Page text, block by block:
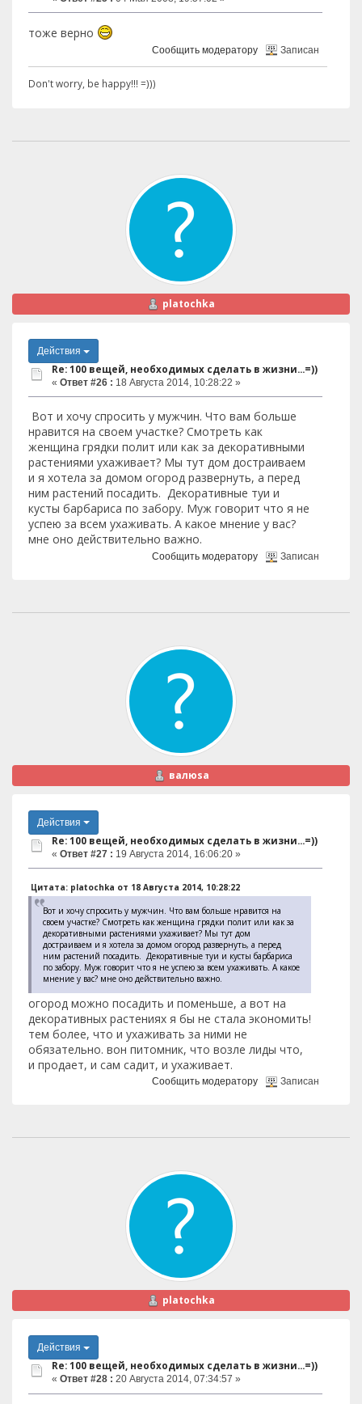
тоже верно
Сообщить модератору Записан
Don't worry, be happy!!! =)))
platochka
Действия
Re: 100 вещей, необходимых сделать в жизни...=))
« Ответ #26 : 18 Августа 2014, 10:28:22 »
Вот и хочу спросить у мужчин. Что вам больше
нравится на своем участке? Смотреть как
женщина грядки полит или как за декоративными
растениями ухаживает? Мы тут дом достраиваем
и я хотела за домом огород развернуть, а перед
ним растений посадить. Декоративные туи и
кусты барбариса по забору. Муж говорит что я не
успею за всем ухаживать. А какое мнение у вас?
мне оно действительно важно.
Сообщить модератору Записан
валюsа
Действия
Re: 100 вещей, необходимых сделать в жизни...=))
« Ответ #27 : 19 Августа 2014, 16:06:20 »
Цитата: platochka от 18 Августа 2014, 10:28:22
Вот и хочу спросить у мужчин. Что вам больше нравится на
своем участке? Смотреть как женщина грядки полит или как за
декоративными растениями ухаживает? Мы тут дом
достраиваем и я хотела за домом огород развернуть, а перед
ним растений посадить. Декоративные туи и кусты барбариса
по забору. Муж говорит что я не успею за всем ухаживать. А какое
мнение у вас? мне оно действительно важно.
огород можно посадить и поменьше, а вот на
декоративных растениях я бы не стала экономить!
тем более, что и ухаживать за ними не
обязательно. вон питомник, что возле лиды что,
и продает, и сам садит, и ухаживает.
Сообщить модератору Записан
platochka
Действия
Re: 100 вещей, необходимых сделать в жизни...=))
« Ответ #28 : 20 Августа 2014, 07:34:57 »